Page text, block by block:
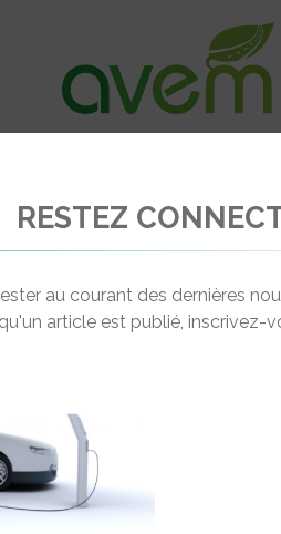
AUX
TRUMP
RESTEZ
au courant des dernières
article est publié, inscrivez-